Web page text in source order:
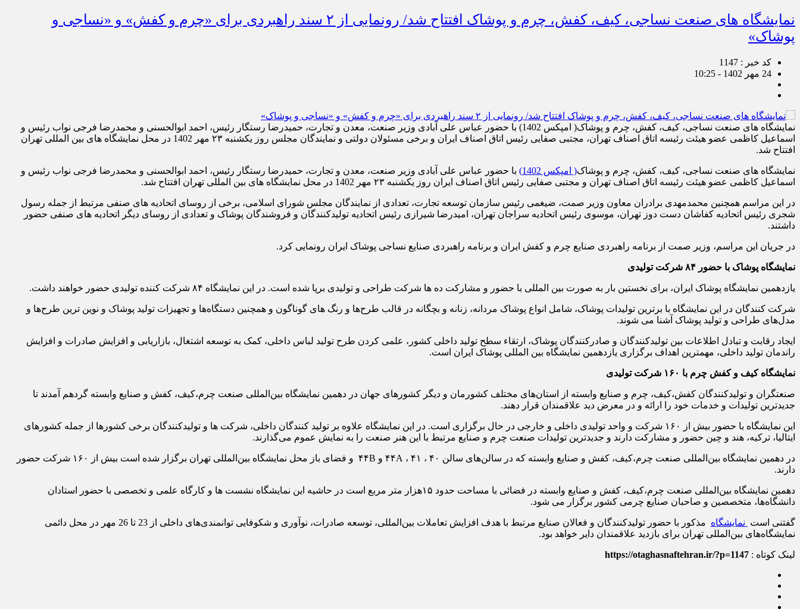
نمایشگاه های صنعت نساجی، کیف، کفش، چرم و پوشاک افتتاح شد/ رونمایی از ۲ سند راهبردی برای «چرم و کفش» و «نساجی و
پوشاک»
کد خبر : 1147
24 مهر 1402 - 10:25
نمایشگاه های صنعت نساجی، کیف، کفش، چرم و پوشاک( امپکس 1402) با حضور عباس علی آبادی وزیر صنعت، معدن و تجارت، حمیدرضا رستگار رئیس، احمد ابوالحسنی و محمدرضا فرجی نواب رئیس و
اسماعیل کاظمی عضو هیئت رئیسه اتاق اصناف تهران، مجتبی صفایی رئیس اتاق اصناف ایران و برخی مسئولان دولتی و نمایندگان مجلس روز یکشنبه ۲۳ مهر 1402 در محل نمایشگاه های بین المللی تهران
افتتاح شد.
نمایشگاه های صنعت نساجی، کیف، کفش، چرم و پوشاک( امپکس 1402)
با حضور عباس علی ‎آبادی وزیر صنعت، معدن و تجارت، حمیدرضا رستگار رئیس، احمد ابوالحسنی و محمدرضا فرجی نواب رئیس و
اسماعیل کاظمی عضو هیئت رئیسه اتاق اصناف تهران و مجتبی صفایی رئیس اتاق اصناف ایران روز یکشنبه ۲۳ مهر 1402 در محل نمایشگاه های بین المللی تهران افتتاح شد.
در این مراسم همچنین محمدمهدی برادران معاون وزیر صمت، ضیغمی رئیس سازمان توسعه تجارت، تعدادی از نمایندگان مجلس شورای اسلامی، برخی از روسای اتحادیه های صنفی مرتبط از جمله رسول
شجری رئیس اتحادیه کفاشان دست دوز تهران، موسوی رئیس اتحادیه سراجان تهران، امیدرضا شیرازی رئیس اتحادیه تولیدکنندگان و فروشندگان پوشاک و تعدادی از روسای دیگر اتحادیه های صنفی حضور
داشتند.
در جریان این مراسم، وزیر صمت از برنامه راهبردی صنایع چرم و کفش ایران و برنامه راهبردی صنایع نساجی پوشاک ایران رونمایی کرد.
نمایشگاه پوشاک با حضور ۸۴ شرکت تولیدی
یازدهمین نمایشگاه پوشاک ایران، برای نخستین بار به صورت بین المللی با حضور و مشارکت ده ها شرکت طراحی و تولیدی برپا شده است. در این نمایشگاه ۸۴ شرکت کننده تولیدی حضور خواهند داشت.
شرکت کنندگان در این نمایشگاه با برترین تولیدات پوشاک، شامل انواع پوشاک مردانه، زنانه و بچگانه در قالب طرح‌ها و رنگ های گوناگون و همچنین دستگاه‌ها و تجهیزات تولید پوشاک و نوین ترین طرح‌ها و
مدل‌های طراحی و تولید پوشاک آشنا می شوند.
ایجاد رقابت و تبادل اطلاعات بین تولیدکنندگان و صادرکنندگان پوشاک، ارتقاء سطح تولید داخلی کشور، علمی کردن طرح تولید لباس داخلی، کمک به توسعه اشتغال، بازاریابی و افزایش صادرات و افزایش
راندمان تولید داخلی، مهمترین اهداف برگزاری یازدهمین نمایشگاه بین المللی پوشاک ایران است.
نمایشگاه کیف و کفش چرم با ۱۶۰ شرکت تولیدی
صنعتگران و تولیدکنندگان کفش،کیف، چرم و صنایع وابسته از استان‌های مختلف کشورمان و دیگر کشورهای جهان در دهمین نمایشگاه بین‌المللی صنعت چرم،کیف، کفش و صنایع وابسته گردهم آمدند تا
جدیدترین تولیدات و خدمات خود را ارائه و در معرض دید علاقمندان قرار دهند.
این نمایشگاه با حضور بیش از ۱۶۰ شرکت و واحد تولیدی داخلی و خارجی در حال برگزاری است. در این نمایشگاه علاوه بر تولید کنندگان داخلی، شرکت ها و تولیدکنندگان برخی کشورها از جمله کشورهای
ایتالیا، ترکیه، هند و چین حضور و مشارکت دارند و جدیدترین تولیدات صنعت چرم و صنایع مرتبط با این هنر صنعت را به نمایش عموم می‌گذارند.
در دهمین نمایشگاه بین‌المللی صنعت چرم،کیف، کفش و صنایع وابسته که در سالن‌های سالن ۴۰ ، ۴۱ ، ۴۴A و ۴۴B و فضای باز محل نمایشگاه بین‌المللی تهران برگزار شده است بیش از ۱۶۰ شرکت حضور
دارند.
دهمین نمایشگاه بین‌المللی صنعت چرم،کیف، کفش و صنایع وابسته در فضائی با مساحت حدود ۱۵هزار متر مربع است در حاشیه این نمایشگاه نشست ها و کارگاه علمی و تخصصی با حضور استادان
دانشگاه‌ها، متخصصین و صاحبان صنایع چرمی کشور برگزار می شود.
گفتنی است نمایشگاه
مذکور با حضور تولیدکنندگان و فعالان صنایع مرتبط با هدف افزایش تعاملات بین‌المللی، توسعه صادرات، نوآوری و شکوفایی توانمندی‌های داخلی از 23 تا 26 مهر در محل دائمی
نمایشگاه‌های بین‌المللی تهران برای بازدید علاقمندان دایر خواهد بود.
لینک کوتاه : https://otaghasnaftehran.ir/?p=1147